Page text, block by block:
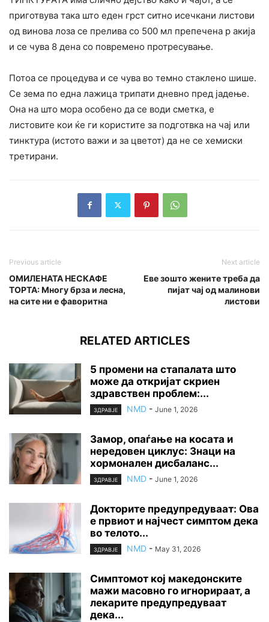
приготвува така што еден грст ситно исечкани листови
од винова лоза се прелива со 500 мл препечена р акија
и се чува 8 дена со повремено протресување.
Потоа се процедува и се чува во темно стаклено шише.
Се зема по една лажица трипати дневно пред јадење.
Она на што мора особено да се води сметка, е
листовите кои ќе ги користите за подготвка на чај или
тинктура (истото важи и за цветот) да не се хемиски
третирани.
Previous article
ОМИЛЕНАТА НЕСКАФЕ
ТОРТА: Многу брза и лесна,
на сите ни е фаворитна
Next article
Еве зошто жените треба да
пијат чај од малинови
листови
RELATED ARTICLES
5 промени на стапалата што
може да откријат скриен
здравствен проблем:...
ЗДРАВЈЕ NMD - June 1, 2026
Замор, опаѓање на косата и
нередовен циклус: Знаци на
хормонален дисбаланс...
ЗДРАВЈЕ NMD - June 1, 2026
Докторите предупредуваат: Ова
е првиот и најчест симптом дека
во телото...
ЗДРАВЈЕ NMD - May 31, 2026
Симптомот кој македонските
мажи масовно го игнорираат, а
лекарите предупредуваат
дека...